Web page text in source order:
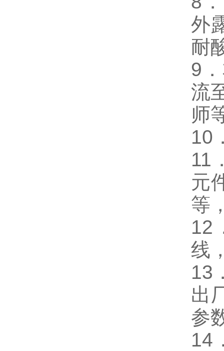
外
耐
9
流
师
10
11
元
等
12
线
13
出
参
14